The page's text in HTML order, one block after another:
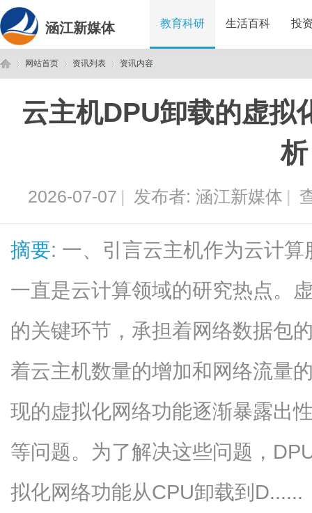
涵江新媒体 教育科研 生活百科 投
网站首页
›
资讯列表
›
资讯内容
云主机DPU卸载的虚拟
析
2026-07-07 | 发布者: 涵江新媒体 |
摘要: 一、引言云主机作为云计
一直是云计算领域的研究热点。
的关键环节，承担着网络数据包
着云主机数量的增加和网络流量
现的虚拟化网络功能逐渐暴露出
等问题。为了解决这些问题，
拟化网络功能从CPU卸载到D......